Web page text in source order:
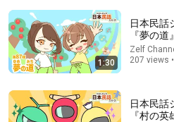
壺井栄【小説/朗読】『白い
けられた5歳の良子は・・・
【朗読・小説】ひなまつりりの部
1:30
日本民話
『夢の道
Zelf
207 views
日本民話
『村の